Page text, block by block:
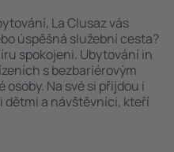
La Clusaz vás
úspěšná služební cesta?
spokojeni. Ubytování in
s bezbariérovým
Na své si přijdou i
dětmi a návštěvníci, kteří